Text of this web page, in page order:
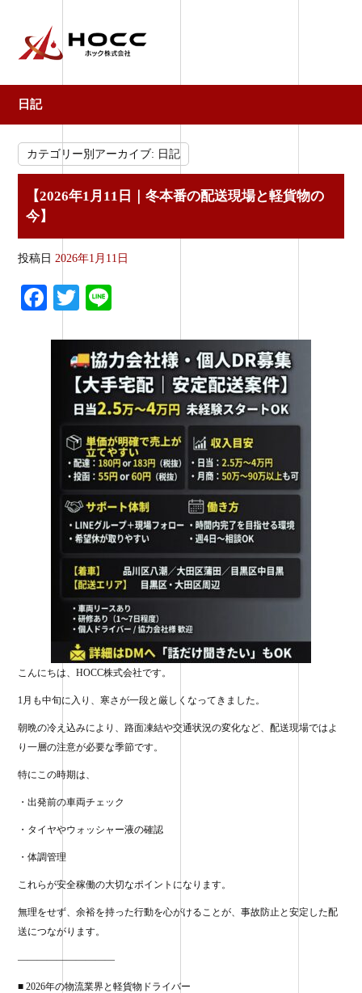
日記
カテゴリー別アーカイブ: 日記
【2026年1月11日｜冬本番の配送現場と軽貨物の
今】
投稿日 2026年1月11日
Fa
bo
ok
T
tte
r
こんにちは、HOCC株式会社です。
1月も中旬に入り、寒さが一段と厳しくなってきました。
朝晩の冷え込みにより、路面凍結や交通状況の変化など、配送現場ではよ
り一層の注意が必要な季節です。
特にこの時期は、
・出発前の車両チェック
・タイヤやウォッシャー液の確認
・体調管理
これらが安全稼働の大切なポイントになります。
無理をせず、余裕を持った行動を心がけることが、事故防止と安定した配
送につながります。
——————————
■ 2026年の物流業界と軽貨物ドライバー